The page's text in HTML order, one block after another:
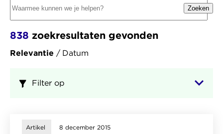
Zoeken
838 zoekresultaten gevonden
Relevantie Datum
Filter op
Artikel 8 december 2015